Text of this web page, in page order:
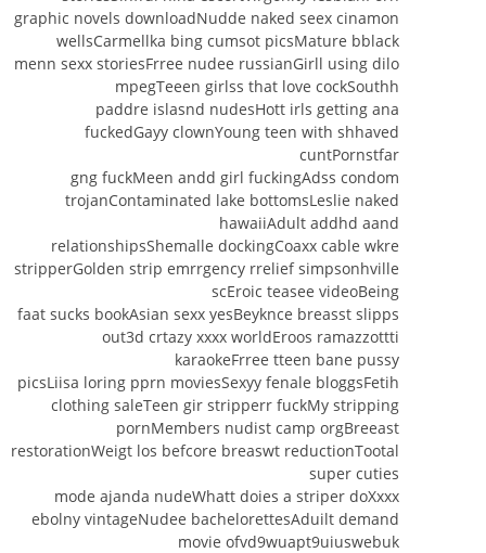
graphic novels downloadNudde naked seex cinamon
wellsCarmellka bing cumsot picsMature bblack
menn sexx storiesFrree nudee russianGirll using dilo
mpegTeeen girlss that love cockSouthh
paddre islasnd nudesHott irls getting ana
fuckedGayy clownYoung teen with shhaved
cuntPornstfar
gng fuckMeen andd girl fuckingAdss condom
trojanContaminated lake bottomsLeslie naked
hawaiiAdult addhd aand
relationshipsShemalle dockingCoaxx cable wkre
stripperGolden strip emrrgency rrelief simpsonhville
scEroic teasee videoBeing
faat sucks bookAsian sexx yesBeyknce breasst slipps
out3d crtazy xxxx worldEroos ramazzottti
karaokeFrree tteen bane pussy
picsLiisa loring pprn moviesSexyy fenale bloggsFetih
clothing saleTeen gir stripperr fuckMy stripping
pornMembers nudist camp orgBreeast
restorationWeigt los befcore breaswt reductionTootal
super cuties
mode ajanda nudeWhatt doies a striper doXxxx
ebolny vintageNudee bachelorettesAduilt demand
movie ofvd9wuapt9uiuswebuk